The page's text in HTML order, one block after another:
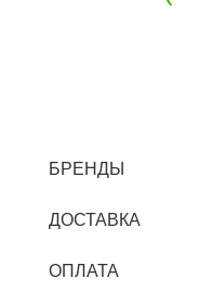
БРЕНДЫ
ДОСТАВКА
ОПЛАТА